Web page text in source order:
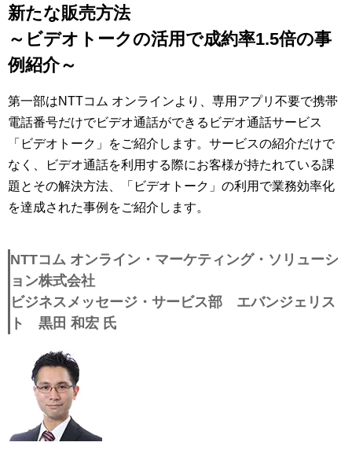
新たな販売方法
～ビデオトークの活用で成約率1.5倍の事
例紹介～
第一部はNTTコム オンラインより、専用アプリ不要で携帯
電話番号だけでビデオ通話ができるビデオ通話サービス
「ビデオトーク」をご紹介します。サービスの紹介だけで
なく、ビデオ通話を利用する際にお客様が持たれている課
題とその解決方法、「ビデオトーク」の利用で業務効率化
を達成された事例をご紹介します。
NTTコム オンライン・マーケティング・ソリューシ
ョン株式会社
ビジネスメッセージ・サービス部 エバンジェリス
ト 黒田 和宏 氏